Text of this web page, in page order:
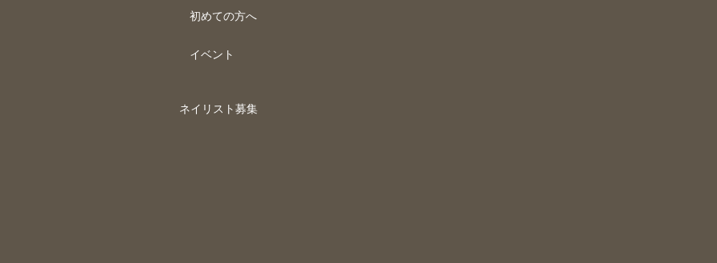
初めての方へ
イベント
ネイリスト募集